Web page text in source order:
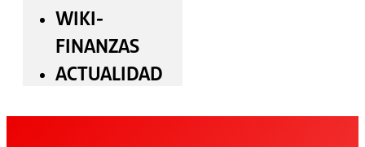
WIKI-
FINANZAS
ACTUALIDAD